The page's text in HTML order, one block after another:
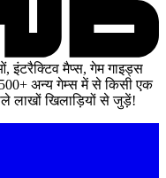
मैप्स, गेम गाइड्स
अन्य गेम्स में से किसी एक
लाखों खिलाड़ियों से जुड़ें!